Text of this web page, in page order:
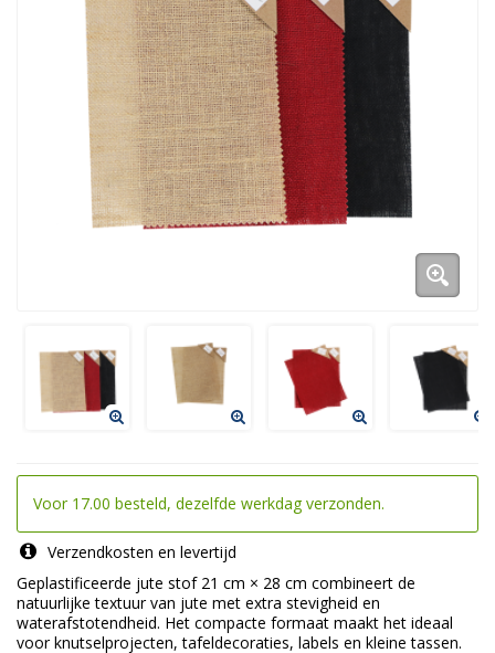
Duurzame verpakkingen
Bedrukte verpakkingen
Voor 17.00 besteld, dezelfde werkdag verzonden.
Verzendkosten en levertijd
Geplastificeerde jute stof 21 cm × 28 cm combineert de
natuurlijke textuur van jute met extra stevigheid en
waterafstotendheid. Het compacte formaat maakt het ideaal
voor knutselprojecten, tafeldecoraties, labels en kleine tassen.